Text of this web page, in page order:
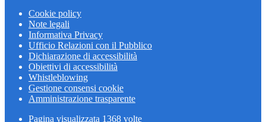
Cookie policy
Note legali
Informativa Privacy
Ufficio Relazioni con il Pubblico
Dichiarazione di accessibilità
Obiettivi di accessibilità
Whistleblowing
Gestione consensi cookie
Amministrazione trasparente
Pagina visualizzata 1368 volte